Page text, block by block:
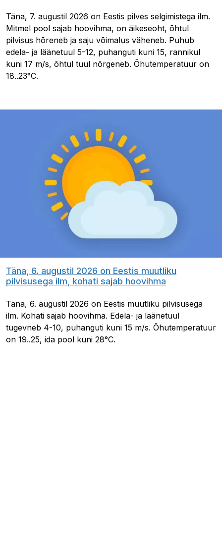
Täna, 7. augustil 2026 on Eestis pilves selgimistega ilm.
Mitmel pool sajab hoovihma, on äikeseoht, õhtul
pilvisus hõreneb ja saju võimalus väheneb. Puhub
edela- ja läänetuul 5-12, puhanguti kuni 15, rannikul
kuni 17 m/s, õhtul tuul nõrgeneb. Õhutemperatuur on
18..23°C.
Täna, 6. augustil 2026 on Eestis muutliku
pilvisusega ilm, kohati sajab hoovihma
Täna, 6. augustil 2026 on Eestis muutliku pilvisusega
ilm. Kohati sajab hoovihma. Edela- ja läänetuul
tugevneb 4-10, puhanguti kuni 15 m/s. Õhutemperatuur
on 19..25, ida pool kuni 28°C.